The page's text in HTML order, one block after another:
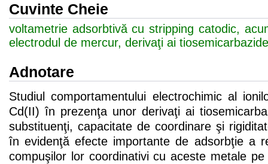
Cuvinte Cheie
voltametrie adsorbtivă cu stripping catodic,
electrodul de mercur, derivaţi ai
Adnotare
Studiul comportamentului electrochimic al
Cd(II) în prezenţa unor derivaţi ai
substituenţi, capacitate de coordinare şi
în evidenţă efecte importante de adsorbţie a
compuşilor lor coordinativi cu aceste metale